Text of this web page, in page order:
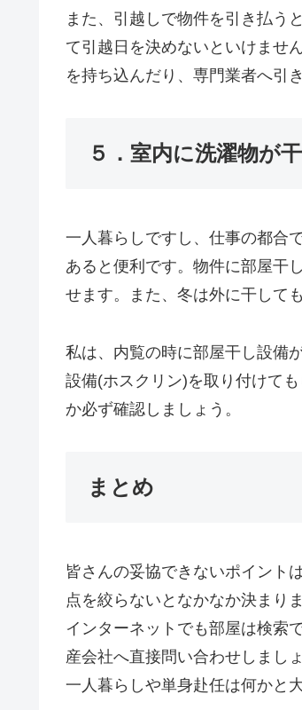
また、引越しで物件を引き払う
て引越日を決めないといけません
を持ち込んだり、専門業者へ引
５．室内に洗濯物が
一人暮らしですし、仕事の都合
あると便利です。物件に部屋干
せま す。また、冬は外に干して
私は、内覧の時に部屋干し設備
設備(ホスクリン)を取り付けて
か必ず確認しましょう。
まとめ
皆さんの妥協できないポイント
点を絞らないとなかなか決まり
インターネットでも部屋は検索
産会社へ直接問い合わせしまし
一人暮らしや単身赴任は何かと